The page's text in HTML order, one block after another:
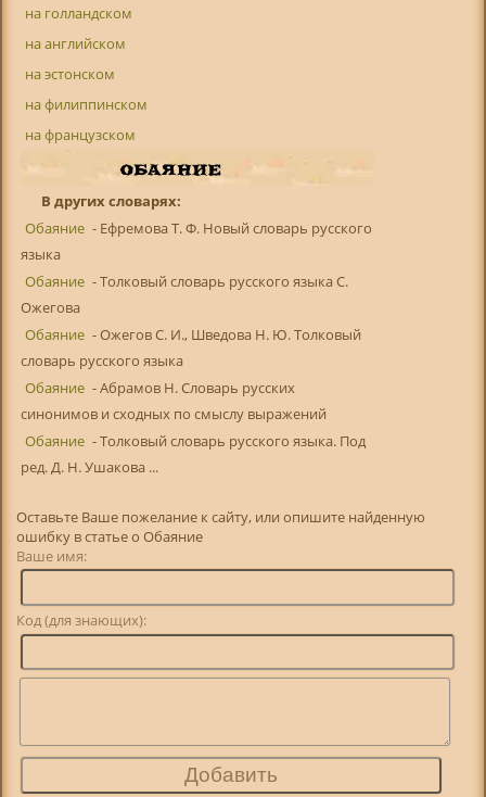
на голландском
на английском
на эстонском
на филиппинском
на французском
В других словарях:
Обаяние - Ефремова Т. Ф. Новый словарь русского
языка
Обаяние - Толковый словарь русского языка С.
Ожегова
Обаяние - Ожегов С. И., Шведова Н. Ю. Толковый
словарь русского языка
Обаяние - Абрамов Н. Словарь русских
синонимов и сходных по смыслу выражений
Обаяние - Толковый словарь русского языка. Под
ред. Д. Н. Ушакова ...
Оставьте Ваше пожелание к сайту, или опишите найденную
ошибку в статье о Обаяние
Ваше имя:
Код (для знающих):